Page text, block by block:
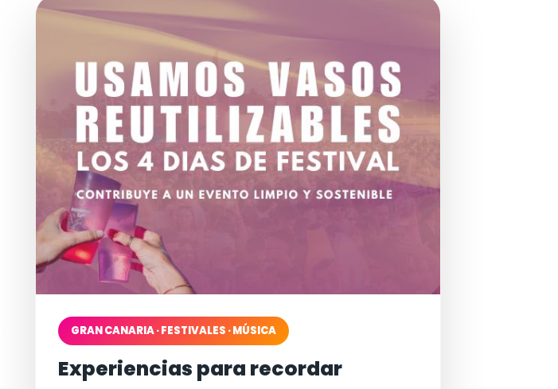
GRAN CANARIA · FESTIVALES · MÚSICA
Experiencias para recordar